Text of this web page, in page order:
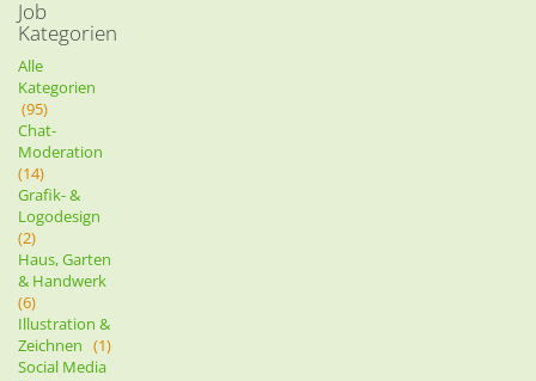
Job
Kategorien
Alle
Kategorien
(95)
Chat-
Moderation
(14)
Grafik- &
Logodesign
(2)
Haus, Garten
& Handwerk
(6)
Illustration &
Zeichnen (1)
Social Media